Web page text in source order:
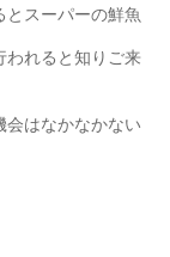
とスーパーの鮮魚
われると知りご来
会はなかなかない